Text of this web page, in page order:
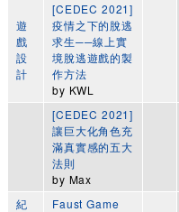
遊
戲
設
計
[CEDEC 2021]
疫情之下的脫逃
求生──線上實
境脫逃遊戲的製
作方法
by KWL
[CEDEC 2021]
讓巨大化角色充
滿真實感的五大
法則
by Max
紀
Faust Game